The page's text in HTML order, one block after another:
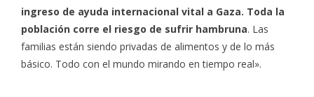
ingreso de ayuda internacional vital a Gaza. Toda la
población corre el riesgo de sufrir hambruna. Las
familias están siendo privadas de alimentos y de lo más
básico. Todo con el mundo mirando en tiempo real».